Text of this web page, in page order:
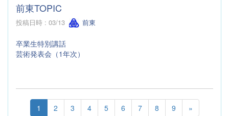
前東TOPIC
投稿日時 : 03/13 前東
卒業生特別講話
芸術発表会（1年次）
1 2 3 4 5 6 7 8 9 »